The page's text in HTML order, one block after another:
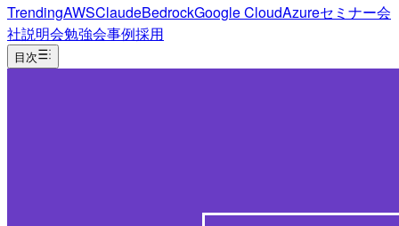
TrendingAWSClaudeBedrockGoogle CloudAzureセミナー会
社説明会勉強会事例採用
目次